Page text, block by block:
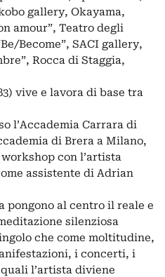
gallery, Okayama,
amour”, Teatro degli
Become”, SACI gallery,
Rocca di Staggia,
vive e lavora di base tra
l’Accademia Carrara di
di Brera a Milano,
con l’artista
assistente di Adrian
pongono al centro il reale e
silenziosa
che come moltitudine,
i concerti, i
l’artista diviene